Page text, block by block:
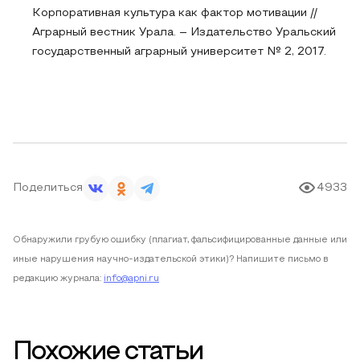
Корпоративная культура как фактор мотивации //
Аграрный вестник Урала. – Издательство Уральский
государственный аграрный университет № 2, 2017.
Поделиться 4933
Обнаружили грубую ошибку (плагиат, фальсифицированные данные или
иные нарушения научно-издательской этики)? Напишите письмо в
редакцию журнала: info@apni.ru
Похожие статьи